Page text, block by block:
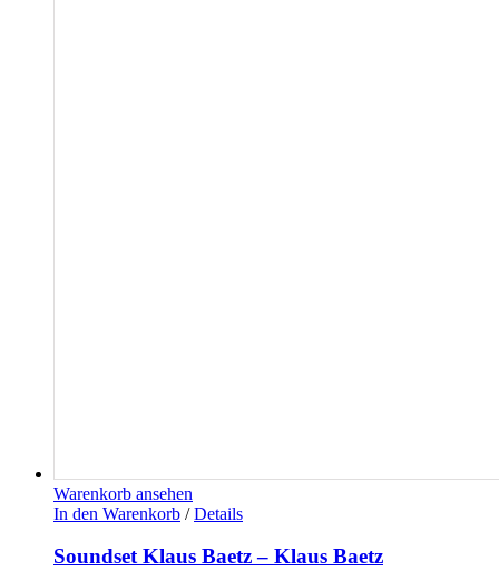
Warenkorb ansehen
In den Warenkorb / Details
Soundset Klaus Baetz – Klaus Baetz